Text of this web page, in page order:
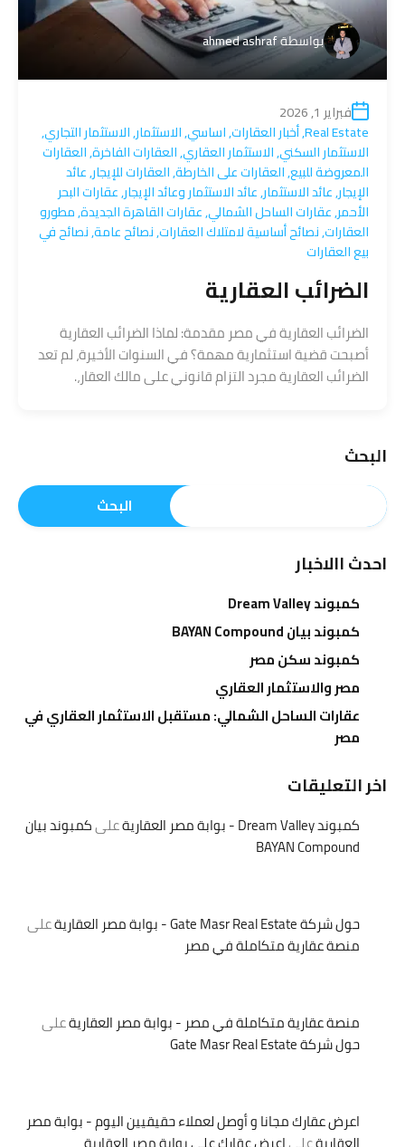
بواسطةahmed ashraf
فبراير 1, 2026
Real Estate
,أخبار العقارات,اساسي,الاستثمار,الاستثمار التجاري,
الاستثمار السكني,الاستثمار العقاري,العقارات الفاخرة,العقارات
المعروضة للبيع,العقارات على الخارطة,العقارات للإيجار,عائد
الإيجار,عائد الاستثمار,عائد الاستثمار وعائد الإيجار,عقارات البحر
الأحمر,عقارات الساحل الشمالي,عقارات القاهرة الجديدة,مطورو
العقارات,نصائح أساسية لامتلاك العقارات,نصائح عامة,نصائح في
بيع العقارات
الضرائب العقارية
الضرائب العقارية في مصر مقدمة: لماذا الضرائب العقارية
أصبحت قضية استثمارية مهمة؟ في السنوات الأخيرة، لم تعد
الضرائب العقارية مجرد التزام قانوني على مالك العقار،.
البحث
البحث
احدث االاخبار
كمبوند Dream Valley
كمبوند بيان BAYAN Compound
كمبوند سكن مصر
مصر والاستثمار العقاري
عقارات الساحل الشمالي: مستقبل الاستثمار العقاري في
مصر
اخر التعليقات
كمبوند Dream Valley - بوابة مصر العقارية علىكمبوند بيان
BAYAN Compound
حول شركة Gate Masr Real Estate - بوابة مصر العقارية
على
منصة عقارية متكاملة في مصر
منصة عقارية متكاملة في مصر - بوابة مصر العقاريةعلى
حول شركة Gate Masr Real Estate
اعرض عقارك مجانا و أوصل لعملاء حقيقيين اليوم - بوابة مصر